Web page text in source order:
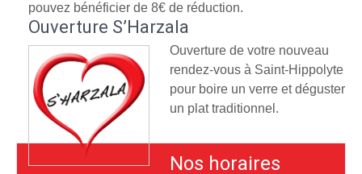
pouvez bénéficier de 8€ de réduction.
Ouverture S’Harzala
Ouverture de votre nouveau
rendez-vous à Saint-Hippolyte
pour boire un verre et déguster
un plat traditionnel.
Nos horaires